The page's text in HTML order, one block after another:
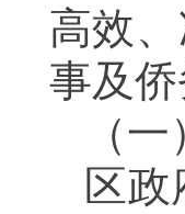
高效
事及
（
区